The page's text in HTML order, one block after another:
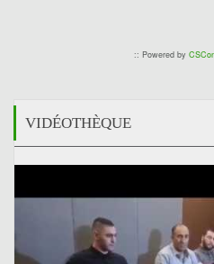
:: Powered by
VIDÉOTHÈQUE